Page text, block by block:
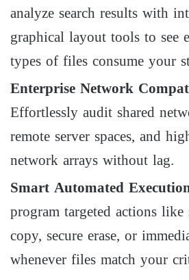
analyze search results with
graphical layout tools to see
types of files consume your
Enterprise Network
Effortlessly audit shared
remote server spaces, and
network arrays without lag.
Smart Automated
program targeted actions like
copy, secure erase, or
whenever files match your